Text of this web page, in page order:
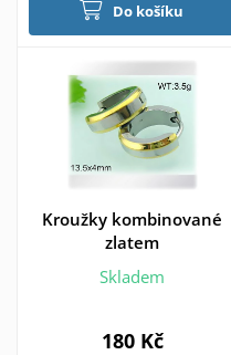
Do košíku
Kroužky kombinované
zlatem
Skladem
180 Kč